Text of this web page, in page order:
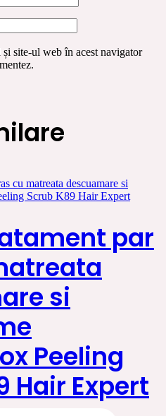
site-ul web în acest navigator
par
si
Peeling
Hair Expert